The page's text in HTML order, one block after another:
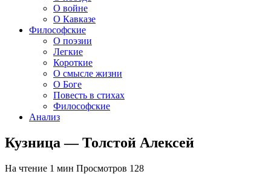
О войне
О Кавказе
Философские
О поэзии
Легкие
Короткие
О смысле жизни
О Боге
Повесть в стихах
Философские
Анализ
Кузница — Толстой Алексей
На чтение 1 мин Просмотров 128